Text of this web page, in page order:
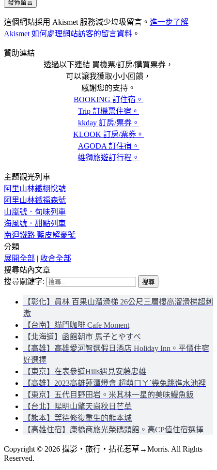
這個網站採用 Akismet 服務減少垃圾留言。 進一步了解
Akismet 如何處理網站訪客的留言資料 。
贊助連結
透過以下連結 買機票/訂房/購買票券，
可以讓我獲取小小回饋，
感謝您的支持。
BOOKING 訂住宿。
Trip 訂機票住宿。
kkday 訂房/票券。
KLOOK 訂房/票券。
AGODA 訂住宿。
雄獅旅遊訂行程。
主題觀光列車
阿里山林鐵栩悅號
阿里山林鐵福森號
山嵐號．旬味列車
海風號．甜點列車
南迴鐵路 藍皮解憂號
分類
展開全部 | 收合全部
搜尋站內文章
搜尋關鍵字:
【彰化】員林 百果山溜滑梯 26公尺三層樓高溜滑梯超刺
激
【台南】貓門咖啡 Cafe Moment
【北海道】函館朝市 馬子とやすべ
【高雄】高雄愛河智選假日酒店 Holiday Inn。平價住宿
好選擇
【東京】在表參道Hills遇見安藤忠雄
【高雄】2023高雄蓮潭燈會 超萌ㄇㄚˊ幾兔跳進水池裡
【東京】五代目野田岩。米其林一星的美味鰻魚飯
【台北】陽明山擎天崗秋日芒草
【熊本】等待修復重生的熊本城
【高雄住宿】康橋商旅光榮碼頭館。高CP值住宿選擇
Copyright © 2026 攝影‧旅行‧拈花惹草→Morris. All Rights
Reserved.